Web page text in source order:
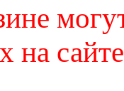
на сайте